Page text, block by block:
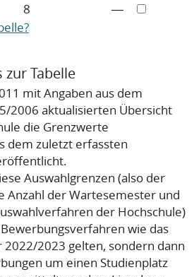
8
―
Tabelle
mit Angaben aus dem
2006 aktualisierten Übersicht
die Grenzwerte
dem zuletzt erfassten
Auswahlgrenzen (also der
Anzahl der Wartesemester und
der Hochschule)
wie das
2023 gelten, sondern dann
um einen Studienplatz